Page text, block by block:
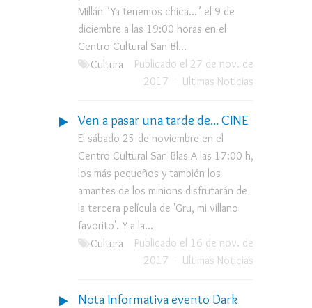
Millán "Ya tenemos chica..." el 9 de
diciembre a las 19:00 horas en el
Centro Cultural San Bl...
Cultura
Publicado el 27 de nov. de
2017 - Ultimas Noticias
Ven a pasar una tarde de... CINE
El sábado 25 de noviembre en el
Centro Cultural San Blas A las 17:00 h,
los más pequeños y también los
amantes de los minions disfrutarán de
la tercera película de 'Gru, mi villano
favorito'. Y a la...
Cultura
Publicado el 16 de nov. de
2017 - Ultimas Noticias
Nota Informativa evento Dark